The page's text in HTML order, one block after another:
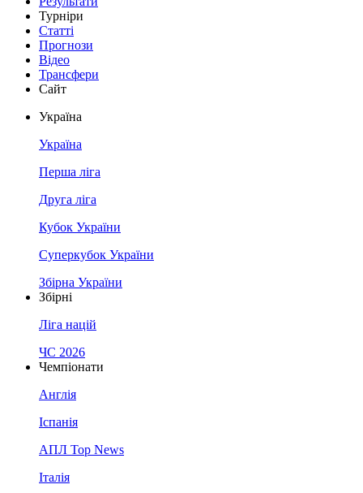
Турніри
Статті
Прогнози
Відео
Трансфери
Сайт
Україна
Україна
Перша ліга
Друга ліга
Кубок України
Суперкубок України
Збірна України
Збірні
Ліга націй
ЧС 2026
Чемпіонати
Англія
Іспанія
АПЛ Top News
Італія